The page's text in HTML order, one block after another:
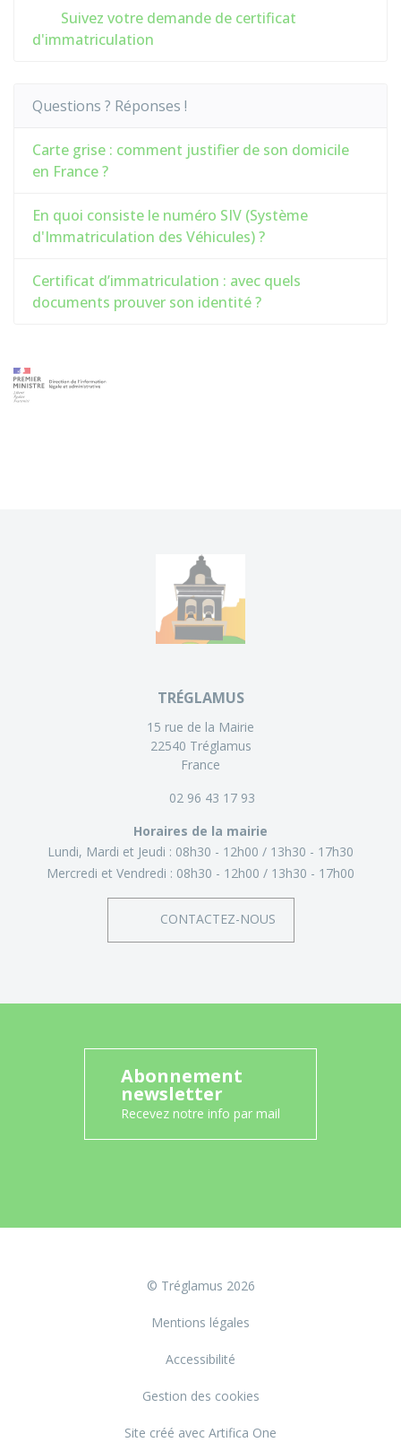
Suivez votre demande de certificat
d'immatriculation
Questions ? Réponses !
Carte grise : comment justifier de son domicile
en France ?
En quoi consiste le numéro SIV (Système
d'Immatriculation des Véhicules) ?
Certificat d’immatriculation : avec quels
documents prouver son identité ?
TRÉGLAMUS
15 rue de la Mairie
22540 Tréglamus
France
02 96 43 17 93
Horaires de la mairie
Lundi, Mardi et Jeudi : 08h30 - 12h00
13h30 - 17h30
Mercredi et Vendredi : 08h30 - 12h00 13h30 - 17h00
CONTACTEZ-NOUS
Abonnement
newsletter
Recevez notre info par mail
© Tréglamus 2026
Mentions légales
Accessibilité
Gestion des cookies
Site créé avec Artifica One